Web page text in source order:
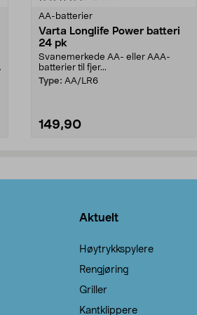
AA-batterier
Varta Longlife Power batteri
24 pk
Svanemerkede AA- eller AAA-
batterier til fjer...
Type: AA/LR6
149,90
Aktuelt
Høytrykkspylere
Rengjøring
Griller
Kantklippere